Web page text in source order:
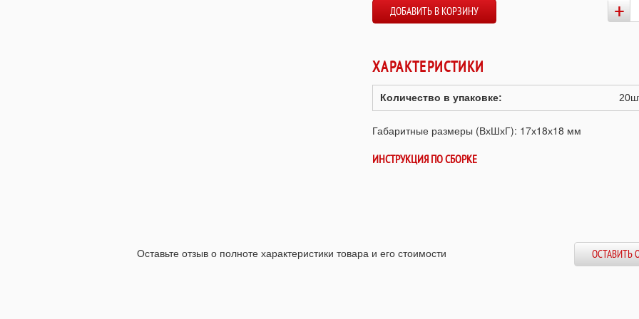
ДОБАВИТЬ В КОРЗИНУ +
ХАРАКТЕРИСТИКИ
Количество в упаковке:
Габаритные размеры (ВхШхГ): 17х18х18 мм
ИНСТРУКЦИЯ ПО СБОРКЕ
ОСТАВИТЬ
Оставьте отзыв о полноте характеристики товара и его стоимости